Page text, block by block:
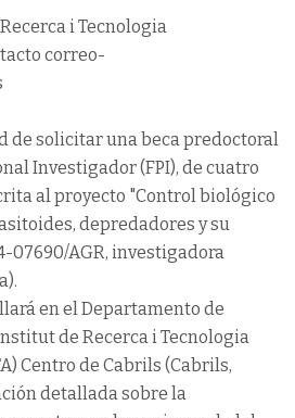
i Tecnologia
correo-
de solicitar una beca predoctoral
Investigador (FPI), de cuatro
al proyecto "Control biológico
depredadores y su
07690/AGR, investigadora
en el Departamento de
de Recerca i Tecnologia
Centro de Cabrils (Cabrils,
detallada sobre la